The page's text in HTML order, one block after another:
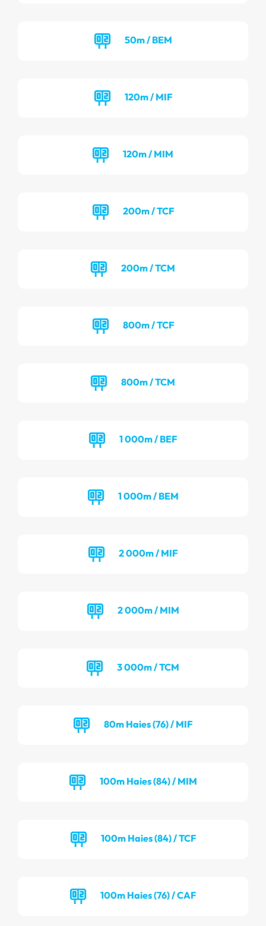
50m / BEM
120m / MIF
120m / MIM
200m / TCF
200m / TCM
800m / TCF
800m / TCM
1 000m / BEF
1 000m / BEM
2 000m / MIF
2 000m / MIM
3 000m / TCM
80m Haies (76) / MIF
100m Haies (84) / MIM
100m Haies (84) / TCF
100m Haies (76) / CAF